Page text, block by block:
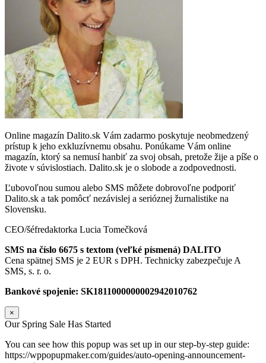
Online magazín Dalito.sk Vám zadarmo poskytuje neobmedzený
prístup k jeho exkluzívnemu obsahu. Ponúkame Vám online
magazín, ktorý sa nemusí hanbiť za svoj obsah, pretože žije a píše o
živote v súvislostiach. Dalito.sk je o slobode a zodpovednosti.
Ľubovoľnou sumou alebo SMS môžete dobrovoľne podporiť
Dalito.sk a tak pomôcť nezávislej a serióznej žurnalistike na
Slovensku.
CEO/šéfredaktorka Lucia Tomečková
SMS na číslo 6675 s textom (veľké písmená) DALITO
Cena spätnej SMS je 2 EUR s DPH. Technicky zabezpečuje A
SMS, s. r. o.
Bankové spojenie: SK1811000000002942010762
×
Our Spring Sale Has Started
You can see how this popup was set up in our step-by-step guide:
https://wppopupmaker.com/guides/auto-opening-announcement-